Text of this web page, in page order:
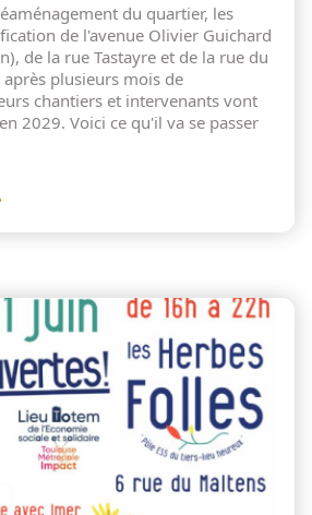
du quartier, les
de l'avenue Olivier Guichard
de la rue Tastayre et de la rue du
plusieurs mois de
chantiers et intervenants vont
2029. Voici ce qu'il va se passer